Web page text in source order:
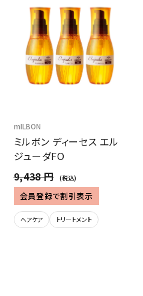
mILBON
ミルボン ディーセス エル
ジューダFO
9,438 円
(税込)
会員登録で割引表示
ヘアケア トリートメント